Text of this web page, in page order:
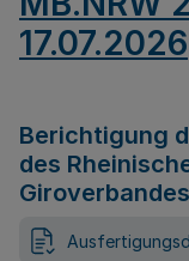
17.07.2026
Berichtigung
des
Giroverbandes